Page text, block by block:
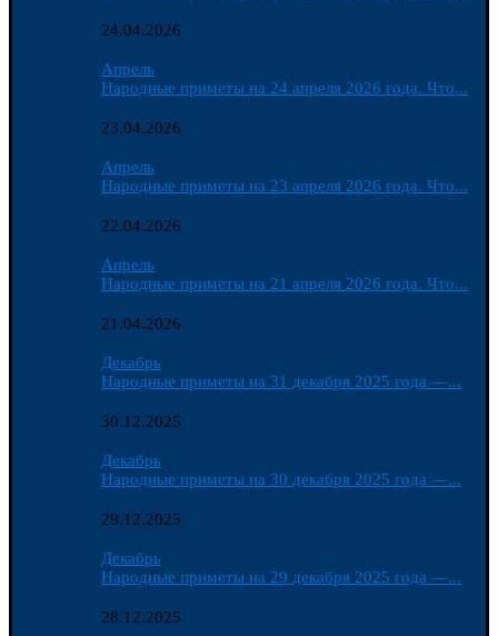
24.04.2026
Апрель
Народные приметы на 24 апреля 2026 года. Что...
23.04.2026
Апрель
Народные приметы на 23 апреля 2026 года. Что...
22.04.2026
Апрель
Народные приметы на 21 апреля 2026 года. Что...
21.04.2026
Декабрь
Народные приметы на 31 декабря 2025 года —...
30.12.2025
Декабрь
Народные приметы на 30 декабря 2025 года —...
29.12.2025
Декабрь
Народные приметы на 29 декабря 2025 года —...
28.12.2025